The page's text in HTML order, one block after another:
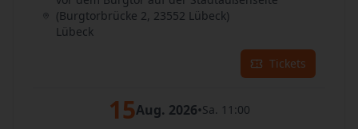
(Burgtorbrücke 2, 23552 Lübeck)
Lübeck
Tickets
15Aug. 2026•Sa. 11:00